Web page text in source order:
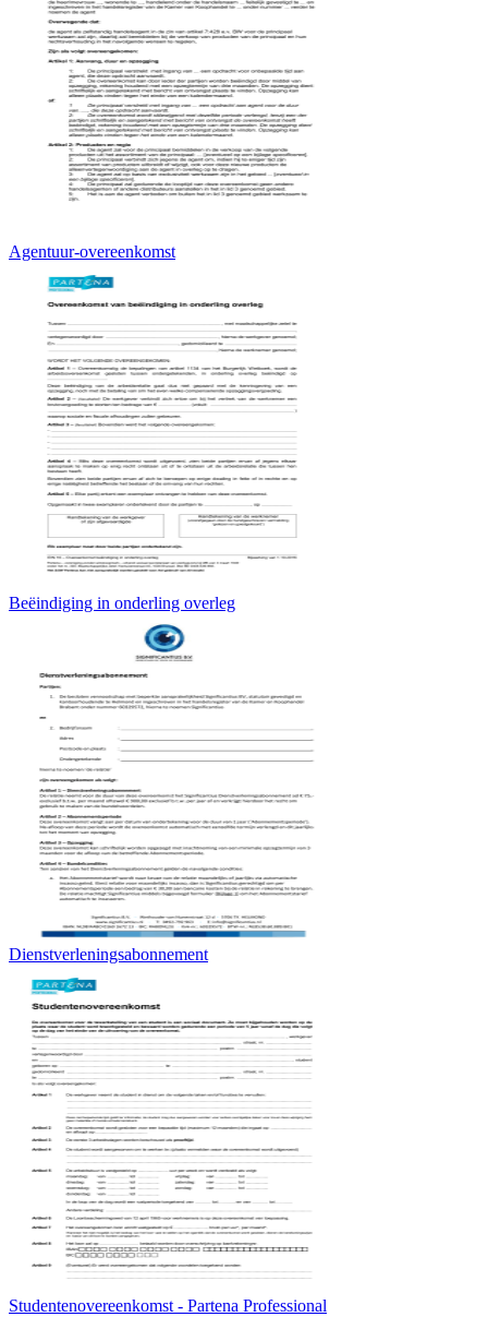
Agentuur-overeenkomst
Beëindiging in onderling overleg
Dienstverleningsabonnement
Studentenovereenkomst - Partena Professional